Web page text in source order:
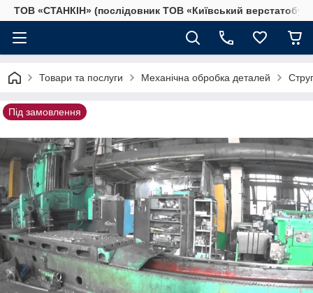
ТОВ «СТАНКІН» (послідовник ТОВ «Київський
Товари та послуги Механічна обробка деталей
Під замовлення